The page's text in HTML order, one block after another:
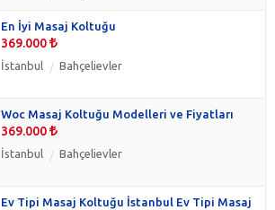
En İyi Masaj Koltuğu
369.000
İstanbul Bahçelievler
Woc Masaj Koltuğu Modelleri ve Fiyatları
369.000
İstanbul Bahçelievler
Ev Tipi Masaj Koltuğu İstanbul Ev Tipi Masaj